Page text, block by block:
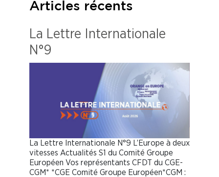
Articles récents
La Lettre Internationale
N°9
La Lettre Internationale N°9 L’Europe à deux
vitesses Actualités S1 du Comité Groupe
Européen Vos représentants CFDT du CGE-
CGM* *CGE Comité Groupe Européen*CGM :